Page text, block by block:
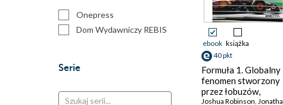
Onepress
Dom Wydawniczy REBIS
Serie
ebook książka
40 pkt
Formuła 1. Globalny
fenomen stworzony
przez łobuzów,
geniuszy i maniaków
Joshua Robinson, Jonathan Clegg